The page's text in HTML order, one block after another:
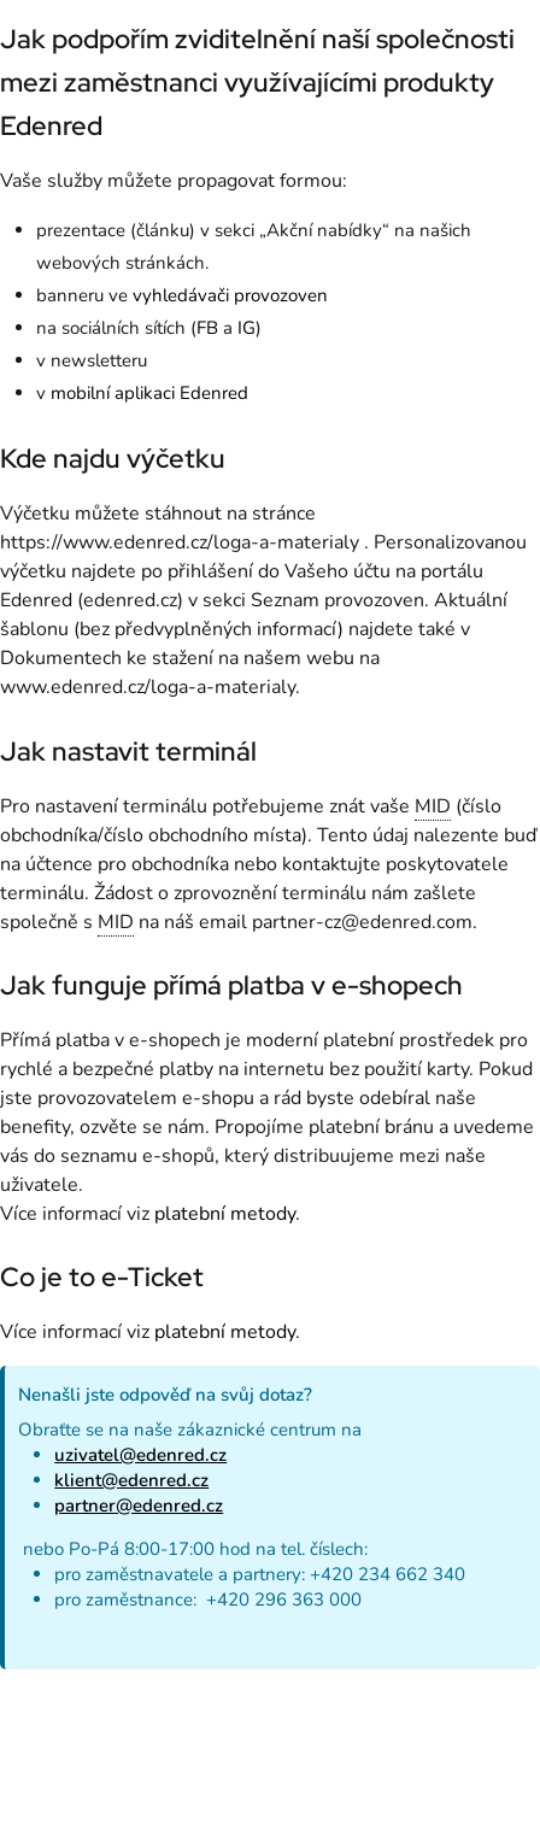
Jak podpořím zviditelnění naší společnosti
mezi zaměstnanci využívajícími produkty
Edenred
Vaše služby můžete propagovat formou:
prezentace (článku) v sekci „Akční nabídky“ na našich
webových stránkách.
banneru ve vyhledávači provozoven
na sociálních sítích (FB a IG)
v newsletteru
v mobilní aplikaci Edenred
Kde najdu výčetku
Výčetku můžete stáhnout na stránce
https://www.edenred.cz/loga-a-materialy . Personalizovanou
výčetku najdete po přihlášení do Vašeho účtu na portálu
Edenred (edenred.cz) v sekci Seznam provozoven. Aktuální
šablonu (bez předvyplněných informací) najdete také v
Dokumentech ke stažení na našem webu na
www.edenred.cz/loga-a-materialy.
Jak nastavit terminál
Pro nastavení terminálu potřebujeme znát vaše MID (číslo
obchodníka/číslo obchodního místa). Tento údaj nalezente buď
na účtence pro obchodníka nebo kontaktujte poskytovatele
terminálu. Žádost o zprovoznění terminálu nám zašlete
společně s MID na náš email partner-cz@edenred.com.
Jak funguje přímá platba v e-shopech
Přímá platba v e-shopech je moderní platební prostředek pro
rychlé a bezpečné platby na internetu bez použití karty. Pokud
jste provozovatelem e-shopu a rád byste odebíral naše
benefity, ozvěte se nám. Propojíme platební bránu a uvedeme
vás do seznamu e-shopů, který distribuujeme mezi naše
uživatele.
Více informací viz platební metody.
Co je to e-Ticket
Více informací viz platební metody.
Nenašli jste odpověď na svůj dotaz?
Obraťte se na naše zákaznické centrum na
uzivatel@edenred.cz
klient@edenred.cz
partner@edenred.cz
nebo Po-Pá 8:00-17:00 hod na tel. číslech:
pro zaměstnavatele a partnery: +420 234 662 340
pro zaměstnance: +420 296 363 000